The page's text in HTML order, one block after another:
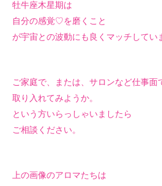
牡牛座木星期は
自分の感覚♡を磨くこと
が宇宙との波動にも良くマッチしてい
ご家庭で、または、サロンなど仕事面
取り入れてみようか。
という方いらっしゃいましたら
ご相談ください。
上の画像のアロマたちは